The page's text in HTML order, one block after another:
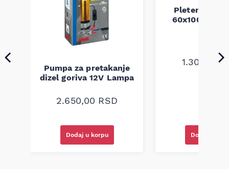
Pumpa za pretakanje
dizel goriva 12V Lampa
2.650,00 RSD
Dodaj u korpu
Pletenica
60x100
1.300,00
Dodaj u